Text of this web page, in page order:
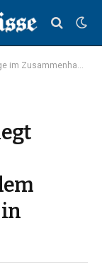
das Capitol in Washington neu auf